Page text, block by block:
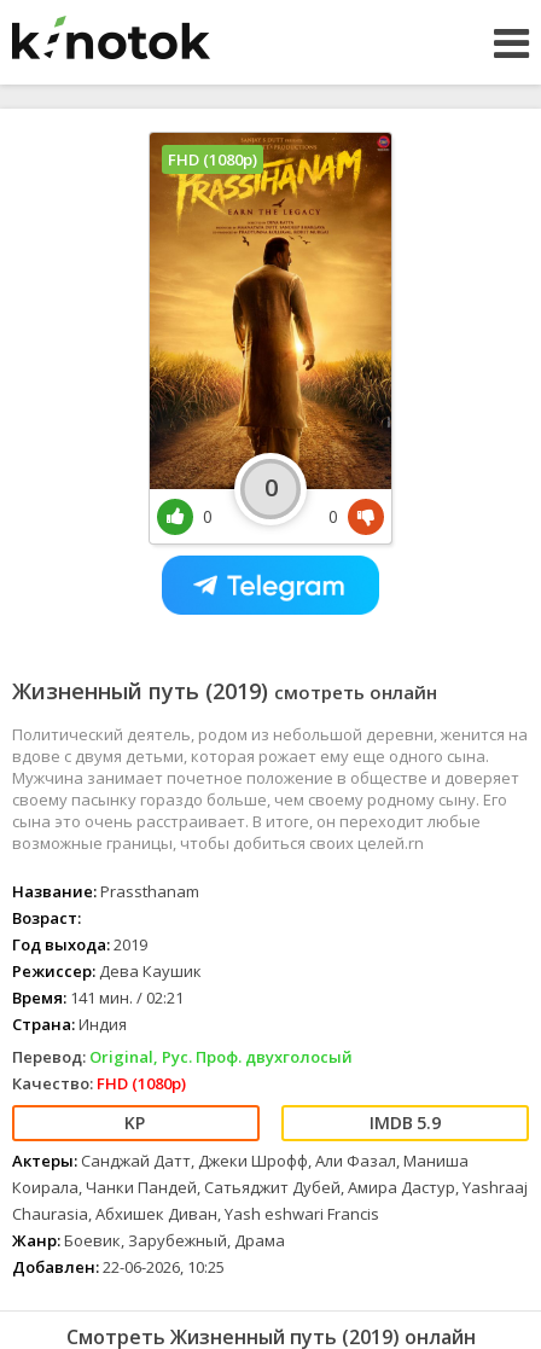
Жизненный путь (2019) смотреть онлайн
Политический деятель, родом из небольшой деревни, женится на
вдове с двумя детьми, которая рожает ему еще одного сына.
Мужчина занимает почетное положение в обществе и доверяет
своему пасынку гораздо больше, чем своему родному сыну. Его
сына это очень расстраивает. В итоге, он переходит любые
возможные границы, чтобы добиться своих целей.rn
Название:Prassthanam
Возраст:
Год выхода:2019
Режиссер: Дева Каушик
Время: 141 мин. / 02:21
Страна:Индия
Перевод: Original, Рус. Проф. двухголосый
Качество: FHD (1080p)
5.9
Актеры: Санджай Датт, Джеки Шрофф, Али Фазал, Маниша
Коирала, Чанки Пандей, Сатьяджит Дубей, Амира Дастур, Yashraaj
Chaurasia, Абхишек Диван, Yash eshwari Francis
Жанр:Боевик, Зарубежный, Драма
Добавлен:22-06-2026, 10:25
FHD (1080p)
0
0
0
Смотреть Жизненный путь (2019) онлайн